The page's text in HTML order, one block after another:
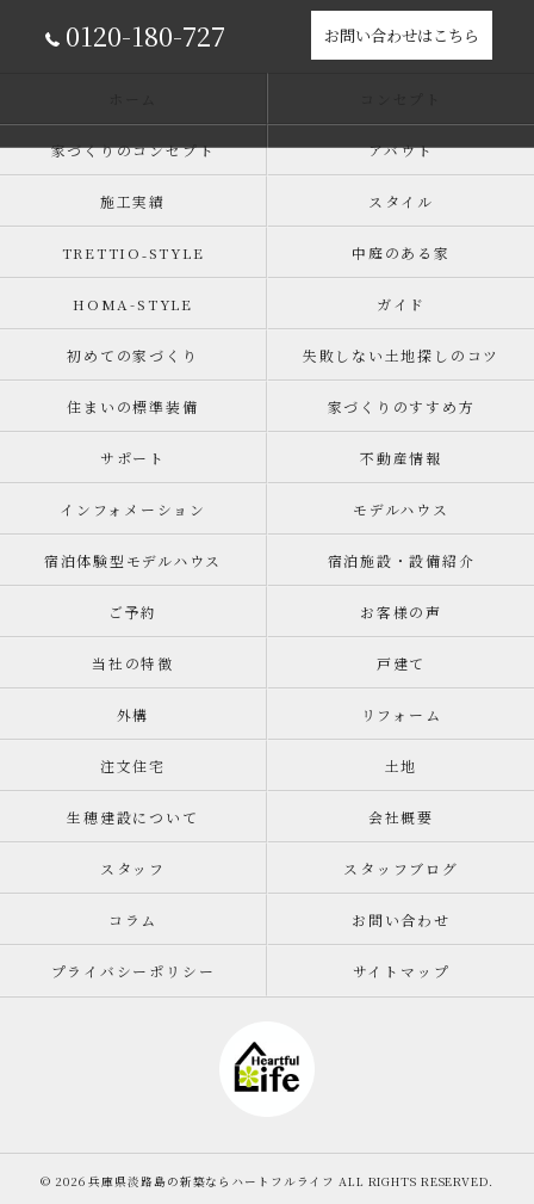
0120-180-727 お問い合わせはこちら
家づくりのコンセプト アバウト
施工実績 スタイル
TRETTIO₋STYLE 中庭のある家
HOMA-STYLE ガイド
初めての家づくり 失敗しない土地探しのコツ
住まいの標準装備 家づくりのすすめ方
サポート 不動産情報
インフォメーション モデルハウス
宿泊体験型モデルハウス 宿泊施設・設備紹介
ご予約 お客様の声
当社の特徴 戸建て
外構 リフォーム
注文住宅 土地
生穂建設について 会社概要
スタッフ スタッフブログ
コラム お問い合わせ
プライバシーポリシー サイトマップ
© 2026 兵庫県淡路島の新築ならハートフルライフ ALL RIGHTS RESERVED.